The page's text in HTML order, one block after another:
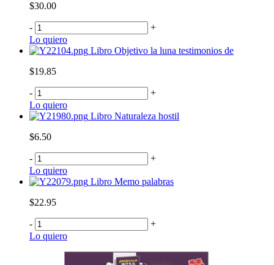
$30.00
-
+
Lo quiero
Libro Objetivo la luna testimonios de
$19.85
-
+
Lo quiero
Libro Naturaleza hostil
$6.50
-
+
Lo quiero
Libro Memo palabras
$22.95
-
+
Lo quiero